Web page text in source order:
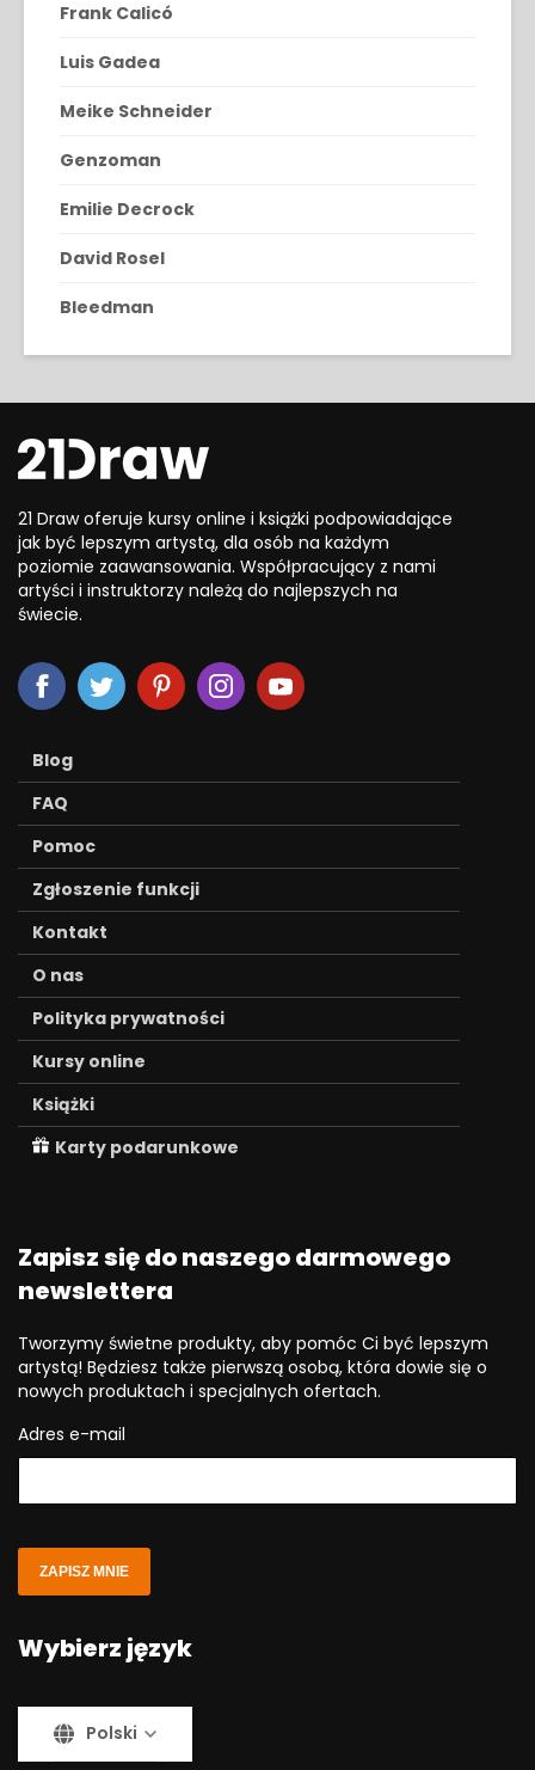
Frank Calicó
Luis Gadea
Meike Schneider
Genzoman
Emilie Decrock
David Rosel
Bleedman
21 Draw oferuje kursy online i książki podpowiadające
jak być lepszym artystą, dla osób na każdym
poziomie zaawansowania. Współpracujący z nami
artyści i instruktorzy należą do najlepszych na
świecie.
Blog
FAQ
Pomoc
Zgłoszenie funkcji
Kontakt
O nas
Polityka prywatności
Kursy online
Książki
Karty podarunkowe
Zapisz się do naszego darmowego
newslettera
Tworzymy świetne produkty, aby pomóc Ci być lepszym
artystą! Będziesz także pierwszą osobą, która dowie się o
nowych produktach i specjalnych ofertach.
Adres e-mail
ZAPISZ MNIE
Wybierz język
Polski